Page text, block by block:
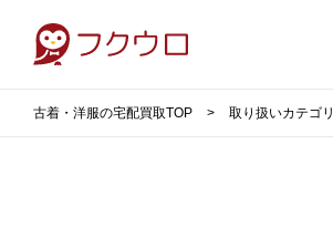
古着・洋服の宅配買取TOP 取り扱いカテゴリ